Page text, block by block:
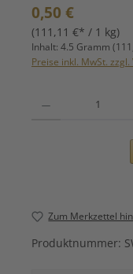
Regulärer Preis:
0,50 €
(111,11 €* / 1 kg)
Inhalt: 4.5 Gramm
Preise inkl. MwSt.
Zum Merkzettel
Produktnummer: